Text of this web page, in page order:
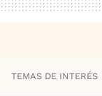
TEMAS DE INTERÉS